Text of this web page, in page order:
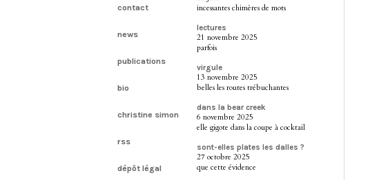
contact
news
publications
bio
christine simon
rss
dépôt légal
incessantes chimères de mots
lectures
21 novembre 2025
parfois
virgule
13 novembre 2025
belles les routes trébuchantes
dans la bear creek
6 novembre 2025
elle gigote dans la coupe à cocktail
sont-elles plates les dalles ?
27 octobre 2025
que cette évidence